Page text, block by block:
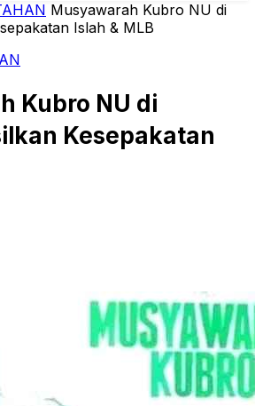
Musyawarah Kubro NU di
Islah & MLB
Kubro NU di
Kesepakatan